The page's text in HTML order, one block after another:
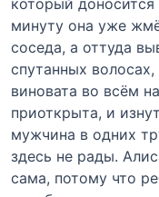
минуту она уже
соседа, а оттуда
спутанных
виновата во всём
приоткрыта, и
мужчина в одних
здесь не рады.
сама, потому что